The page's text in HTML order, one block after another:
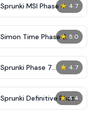
★ 4.7
Sprunki MSI Phase 4
★ 5.0
Simon Time Phase 2
★ 4.7
Sprunki Phase 7
Definitive (Fanmade)
★ 4.4
Sprunki Definitive Phase
4 New Ver